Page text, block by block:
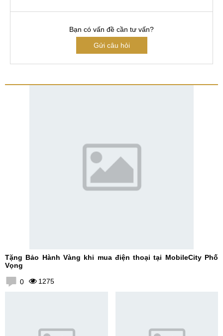
Bạn có vấn đề cần tư vấn?
Gửi câu hỏi
Tặng Bảo Hành Vàng khi mua điện thoại tại MobileCity Phố
Vọng
0 1275